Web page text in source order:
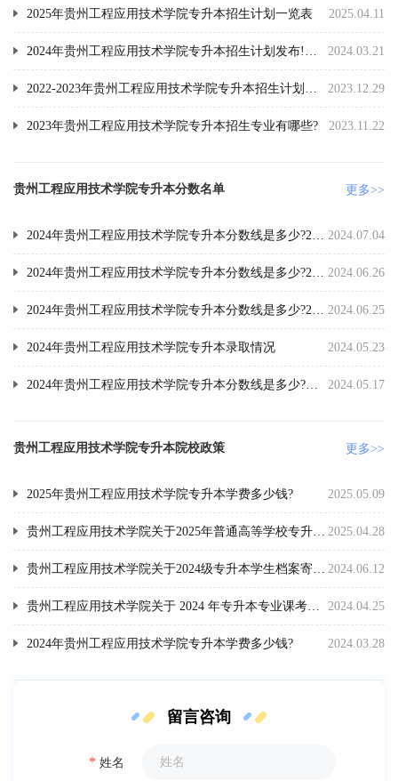
2025年贵州工程应用技术学院专升本招生计划一览表 2025.04.11
2024.03.21
2023.12.29
2023年贵州工程应用技术学院专升本招生专业有哪些? 2023.11.22
贵州工程应用技术学院专升本分数名单 更多>>
2024.07.04
2024.06.26
2024.06.25
2024年贵州工程应用技术学院专升本录取情况 2024.05.23
2024.05.17
贵州工程应用技术学院专升本院校政策 更多>>
2025年贵州工程应用技术学院专升本学费多少钱? 2025.05.09
2025.04.28
2024.06.12
2024.04.25
2024年贵州工程应用技术学院专升本学费多少钱? 2024.03.28
留言咨询
* 姓名